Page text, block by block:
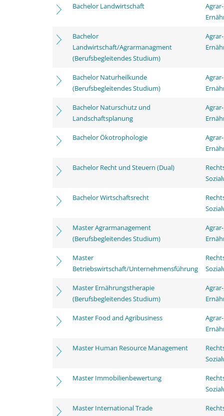
Bachelor Landwirtschaft
Bachelor
Landwirtschaft/Agrarmanagment
(Berufsbegleitendes Studium)
Bachelor Naturheilkunde
(Berufsbegleitendes Studium)
Bachelor Naturschutz und
Landschaftsplanung
Bachelor Ökotrophologie
Bachelor Recht und Steuern (Dual)
Bachelor Wirtschaftsrecht
Master Agrarmanagement
(Berufsbegleitendes Studium)
Master
Betriebswirtschaft/Unternehmensführung
Master Ernährungstherapie
(Berufsbegleitendes Studium)
Master Food and Agribusiness
Master Human Resource Management
Master Immobilienbewertung
Master International Trade